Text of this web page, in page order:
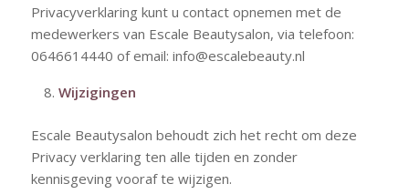
Privacyverklaring kunt u contact opnemen met de
medewerkers van Escale Beautysalon, via telefoon:
0646614440 of email: info@escalebeauty.nl
Wijzigingen
Escale Beautysalon behoudt zich het recht om deze
Privacy verklaring ten alle tijden en zonder
kennisgeving vooraf te wijzigen.